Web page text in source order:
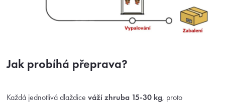
Jak probíhá přeprava?
Každá jednotlivá dlaždice váží zhruba 15-30 kg, proto